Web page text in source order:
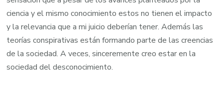
ciencia y el mismo conocimiento estos no tienen el impacto
y la relevancia que a mi juicio deberían tener. Además las
teorías conspirativas están formando parte de las creencias
de la sociedad. A veces, sinceremente creo estar en la
sociedad del desconocimiento.